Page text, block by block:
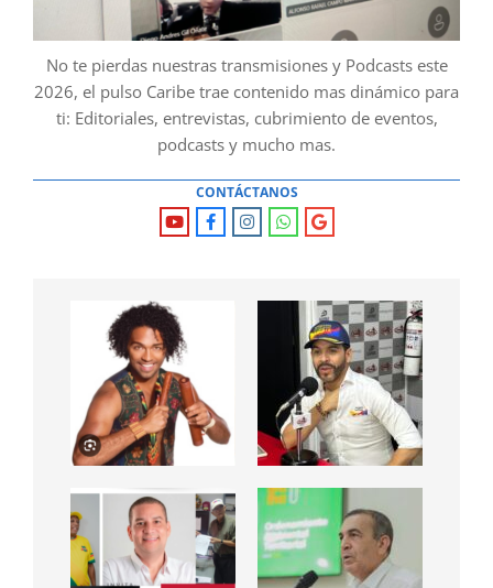
No te pierdas nuestras transmisiones y Podcasts este
2026, el pulso Caribe trae contenido mas dinámico para
ti: Editoriales, entrevistas, cubrimiento de eventos,
podcasts y mucho mas.
CONTÁCTANOS